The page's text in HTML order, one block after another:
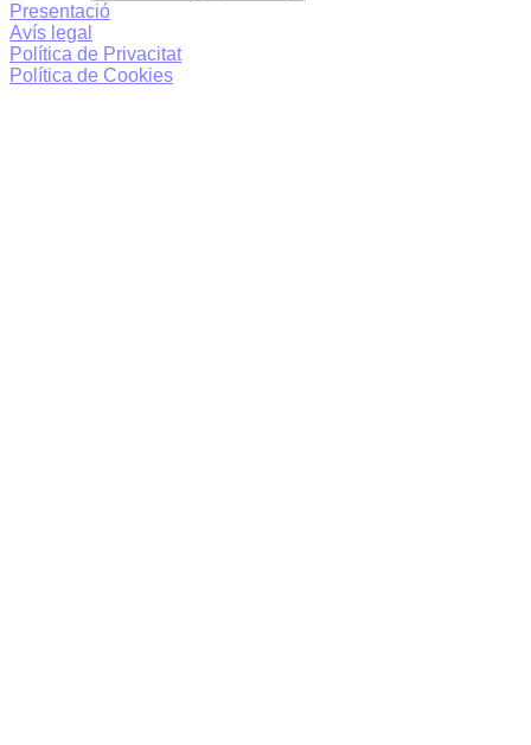
Presentació
Avís legal
Política de Privacitat
Política de Cookies